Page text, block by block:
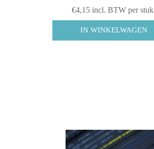
€4,15 incl. BTW per stuk